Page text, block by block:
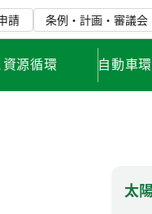
請 条例・計画・審議会
源循環 自動車
太